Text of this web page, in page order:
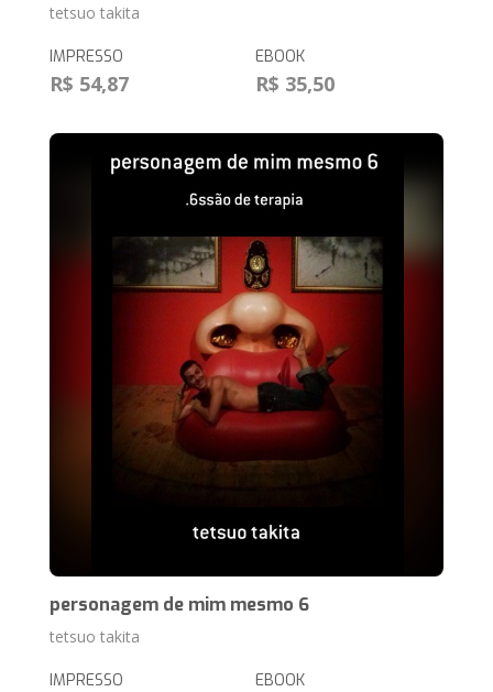
tetsuo takita
IMPRESSO
R$ 54,87
EBOOK
R$ 35,50
personagem de mim mesmo 6
tetsuo takita
IMPRESSO EBOOK